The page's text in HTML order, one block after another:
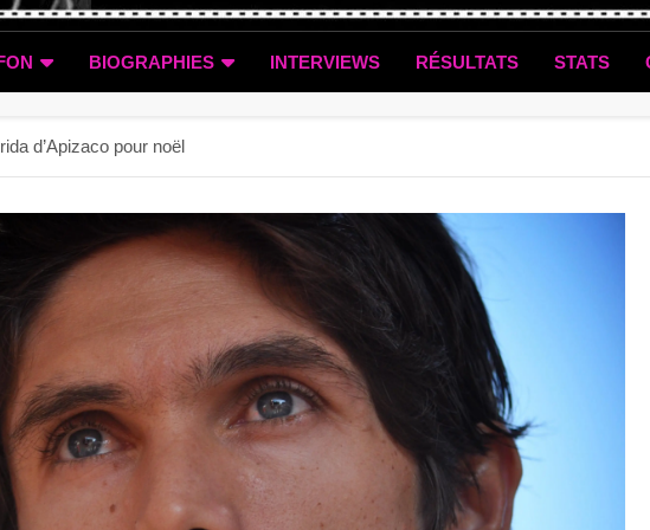
BIOGRAPHIES INTERVIEWS RÉSULTATS STATS
d’Apizaco pour noël